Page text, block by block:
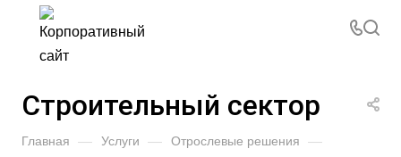
Строительный сектор
Главная — Услуги — Отрослевые решения —